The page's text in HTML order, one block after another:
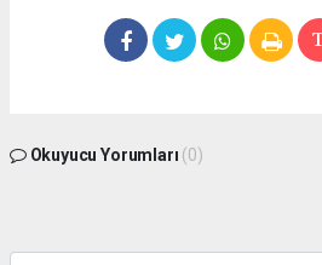
Okuyucu Yorumları (0)